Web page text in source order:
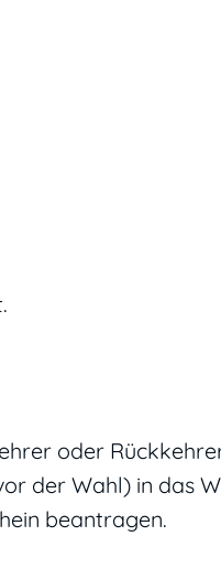
oder
der Wahl) in das
beantragen.